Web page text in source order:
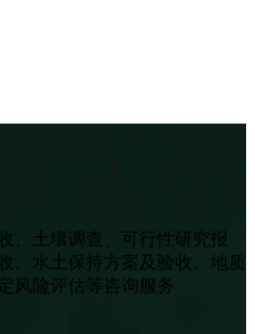
、土壤调查、可行性研究报
、水土保持方案及验收、地质
风险评估等咨询服务